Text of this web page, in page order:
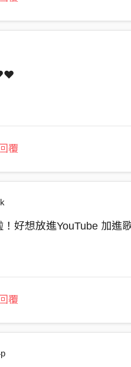
覆
！好想放進YouTube 加進
覆